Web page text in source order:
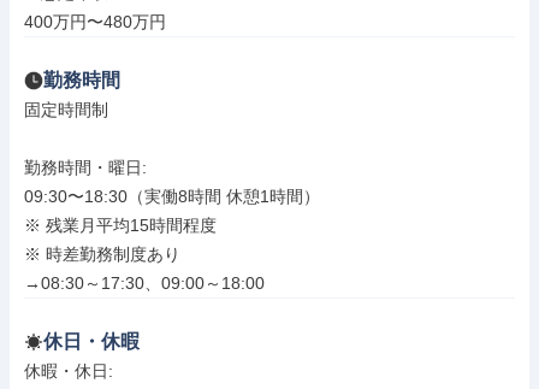
400万円〜480万円
勤務時間
固定時間制
勤務時間・曜日:
09:30〜18:30（実働8時間 休憩1時間）
※ 残業月平均15時間程度
※ 時差勤務制度あり
→08:30～17:30、09:00～18:00
休日・休暇
休暇・休日: